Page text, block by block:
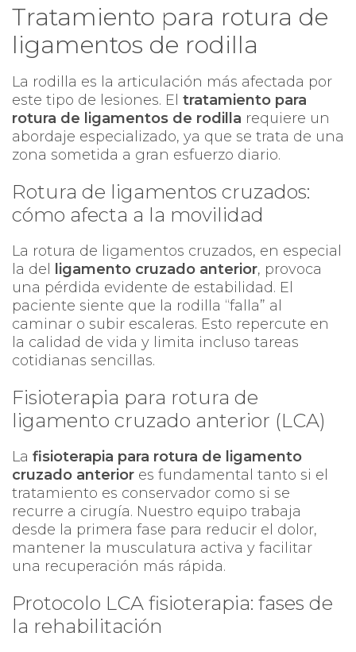
Tratamiento para rotura de
ligamentos de rodilla
La rodilla es la articulación más afectada por
este tipo de lesiones. El tratamiento para
rotura de ligamentos de rodilla requiere un
abordaje especializado, ya que se trata de una
zona sometida a gran esfuerzo diario.
Rotura de ligamentos cruzados:
cómo afecta a la movilidad
La rotura de ligamentos cruzados, en especial
la del ligamento cruzado anterior, provoca
una pérdida evidente de estabilidad. El
paciente siente que la rodilla “falla” al
caminar o subir escaleras. Esto repercute en
la calidad de vida y limita incluso tareas
cotidianas sencillas.
Fisioterapia para rotura de
ligamento cruzado anterior (LCA)
La fisioterapia para rotura de ligamento
cruzado anterior es fundamental tanto si el
tratamiento es conservador como si se
recurre a cirugía. Nuestro equipo trabaja
desde la primera fase para reducir el dolor,
mantener la musculatura activa y facilitar
una recuperación más rápida.
Protocolo LCA fisioterapia: fases de
la rehabilitación